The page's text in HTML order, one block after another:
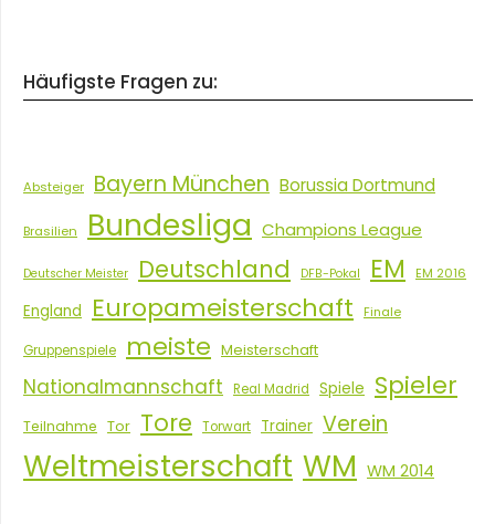
Häufigste Fragen zu:
Absteiger Bayern München Borussia Dortmund
Brasilien Bundesliga Champions League
Deutscher Meister Deutschland DFB-Pokal EM EM 2016
England Europameisterschaft Finale
Gruppenspiele meiste Meisterschaft
Nationalmannschaft Real Madrid Spiele Spieler
Teilnahme Tor Tore Torwart Trainer Verein
Weltmeisterschaft WM WM 2014